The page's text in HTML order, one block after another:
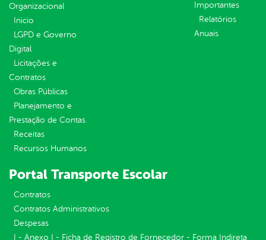
Organizacional
Inicio
LGPD e Governo
Digital
Licitações e
Contratos
Obras Públicas
Planejamento e
Prestação de Contas
Receitas
Recursos Humanos
Importantes
Relatórios
Anuais
Portal Transporte Escolar
Contratos
Contratos Administrativos
Despesas
I - Anexo I - Ficha de Registro de Fornecedor - Forma Indireta